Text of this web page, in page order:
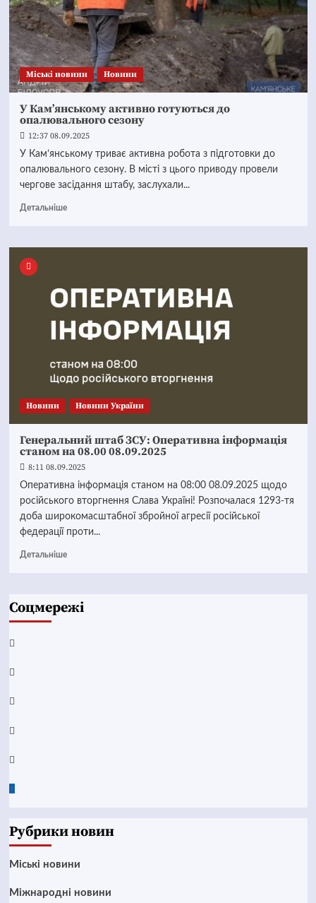
Mіські новини Новини
У Кам’янському активно готуються до
опалювального сезону
12:37 08.09.2025
У Кам’янському триває активна робота з підготовки до
опалювального сезону. В місті з цього приводу провели
чергове засідання штабу, заслухали...
Детальніше
Новини Новини України
Генеральний штаб ЗСУ: Оперативна інформація
станом на 08.00 08.09.2025
8:11 08.09.2025
Оперативна інформація станом на 08:00 08.09.2025 щодо
російського вторгнення Слава Україні! Розпочалася 1293-тя
доба широкомасштабної збройної агресії російської
федерації проти...
Детальніше
Соцмережі
Facebook
YouTube
Telegram
Instagram
Twitter
Google
Рубрики новин
Mіські новини
Міжнародні новини